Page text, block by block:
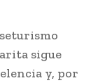
sigue
y, por